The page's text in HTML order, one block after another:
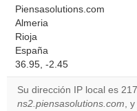
Piensasolutions.com
Almeria
Rioja
España
36.95, -2.45
Su dirección IP local es
ns2.piensasolutions.com, y